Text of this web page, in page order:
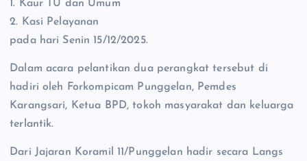
1. Kaur TU dan Umum
2. Kasi Pelayanan
pada hari Senin 15/12/2025.
Dalam acara pelantikan dua perangkat tersebut di
hadiri oleh Forkompicam Punggelan, Pemdes
Karangsari, Ketua BPD, tokoh masyarakat dan keluarga
terlantik.
Dari Jajaran Koramil 11/Punggelan hadir secara Langs